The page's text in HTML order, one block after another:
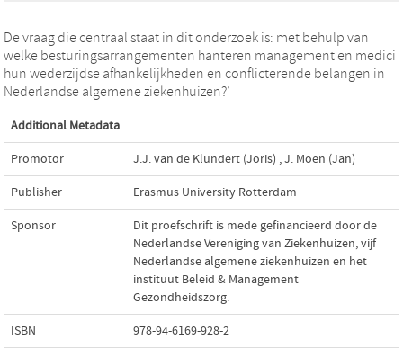
De vraag die centraal staat in dit onderzoek is: met behulp van
welke besturingsarrangementen hanteren management en medici
hun wederzijdse afhankelijkheden en conflicterende belangen in
Nederlandse algemene ziekenhuizen?’
Additional Metadata
Promotor J.J. van de Klundert (Joris) ,J. Moen (Jan)
Publisher Erasmus University Rotterdam
Sponsor
Dit proefschrift is mede gefinancieerd door de
Nederlandse Vereniging van Ziekenhuizen, vijf
Nederlandse algemene ziekenhuizen en het
instituut Beleid & Management
Gezondheidszorg.
ISBN 978-94-6169-928-2